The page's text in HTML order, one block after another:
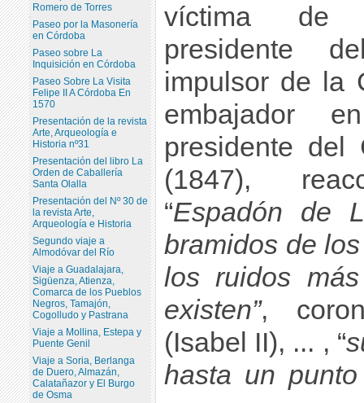
víctima de
presidente
impulsor de la
embajador
presidente del
(1847),
“Espadón de
bramidos de
los ruidos
existen”,
(Isabel II), ... , “
hasta un
Romero de Torres
Paseo por la Masonería
en Córdoba
Paseo sobre La
Inquisición en Córdoba
Paseo Sobre La Visita
Felipe II A Córdoba En
1570
Presentación de la revista
Arte, Arqueología e
Historia nº31
Presentación del libro La
Orden de Caballería
Santa Olalla
Presentación del Nº 30 de
la revista Arte,
Arqueología e Historia
Segundo viaje a
Almodóvar del Río
Viaje a Guadalajara,
Sigüenza, Atienza,
Comarca de los Pueblos
Negros, Tamajón,
Cogolludo y Pastrana
Viaje a Mollina, Estepa y
Puente Genil
Viaje a Soria, Berlanga
de Duero, Almazán,
Calatañazor y El Burgo
de Osma